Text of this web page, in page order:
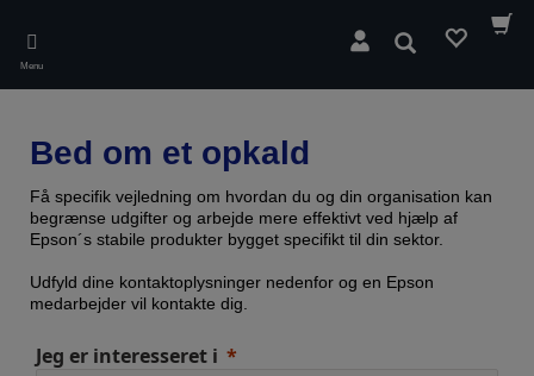
main
content
Menu
Søg
Bed om et opkald
Få specifik vejledning om hvordan du og din organisation kan
begrænse udgifter og arbejde mere effektivt ved hjælp af
Epson´s stabile produkter bygget specifikt til din sektor.
Udfyld dine kontaktoplysninger nedenfor og en Epson
medarbejder vil kontakte dig.
Jeg er interesseret i